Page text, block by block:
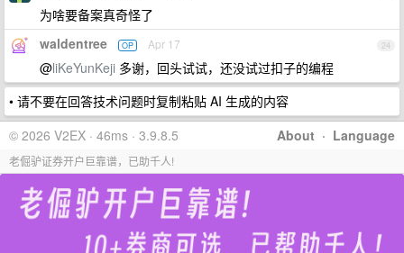
为啥要备案真奇怪了
24
waldentree OP Apr 17
@liKeYunKeji 多谢，回头试试，还没试过扣子的编程
• 请不要在回答技术问题时复制粘贴 AI 生成的内容
About · Language
© 2026 V2EX · 46ms · 3.9.8.5
老倔驴证券开户巨靠谱，已助千人!